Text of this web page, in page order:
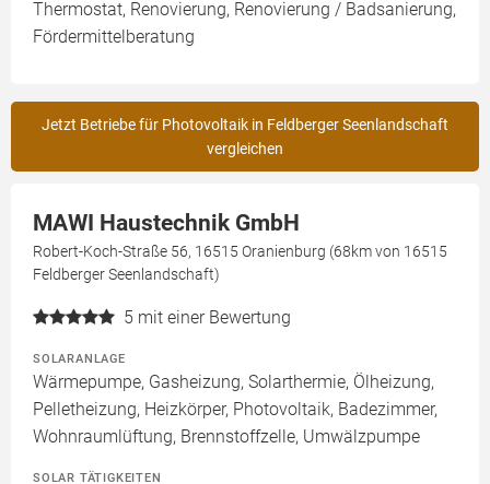
Thermostat, Renovierung, Renovierung / Badsanierung,
Fördermittelberatung
Jetzt Betriebe für Photovoltaik in Feldberger Seenlandschaft
vergleichen
MAWI Haustechnik GmbH
Robert-Koch-Straße 56, 16515 Oranienburg (68km von 16515
Feldberger Seenlandschaft)
5 mit einer Bewertung
SOLARANLAGE
Wärmepumpe, Gasheizung, Solarthermie, Ölheizung,
Pelletheizung, Heizkörper, Photovoltaik, Badezimmer,
Wohnraumlüftung, Brennstoffzelle, Umwälzpumpe
SOLAR TÄTIGKEITEN